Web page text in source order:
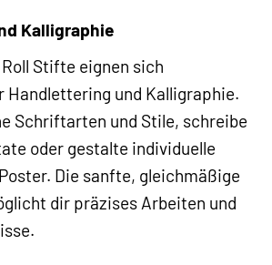
Kalligraphie
Stifte eignen sich
Handlettering und Kalligraphie.
Schriftarten und Stile, schreibe
oder gestalte individuelle
Die sanfte, gleichmäßige
dir präzises Arbeiten und